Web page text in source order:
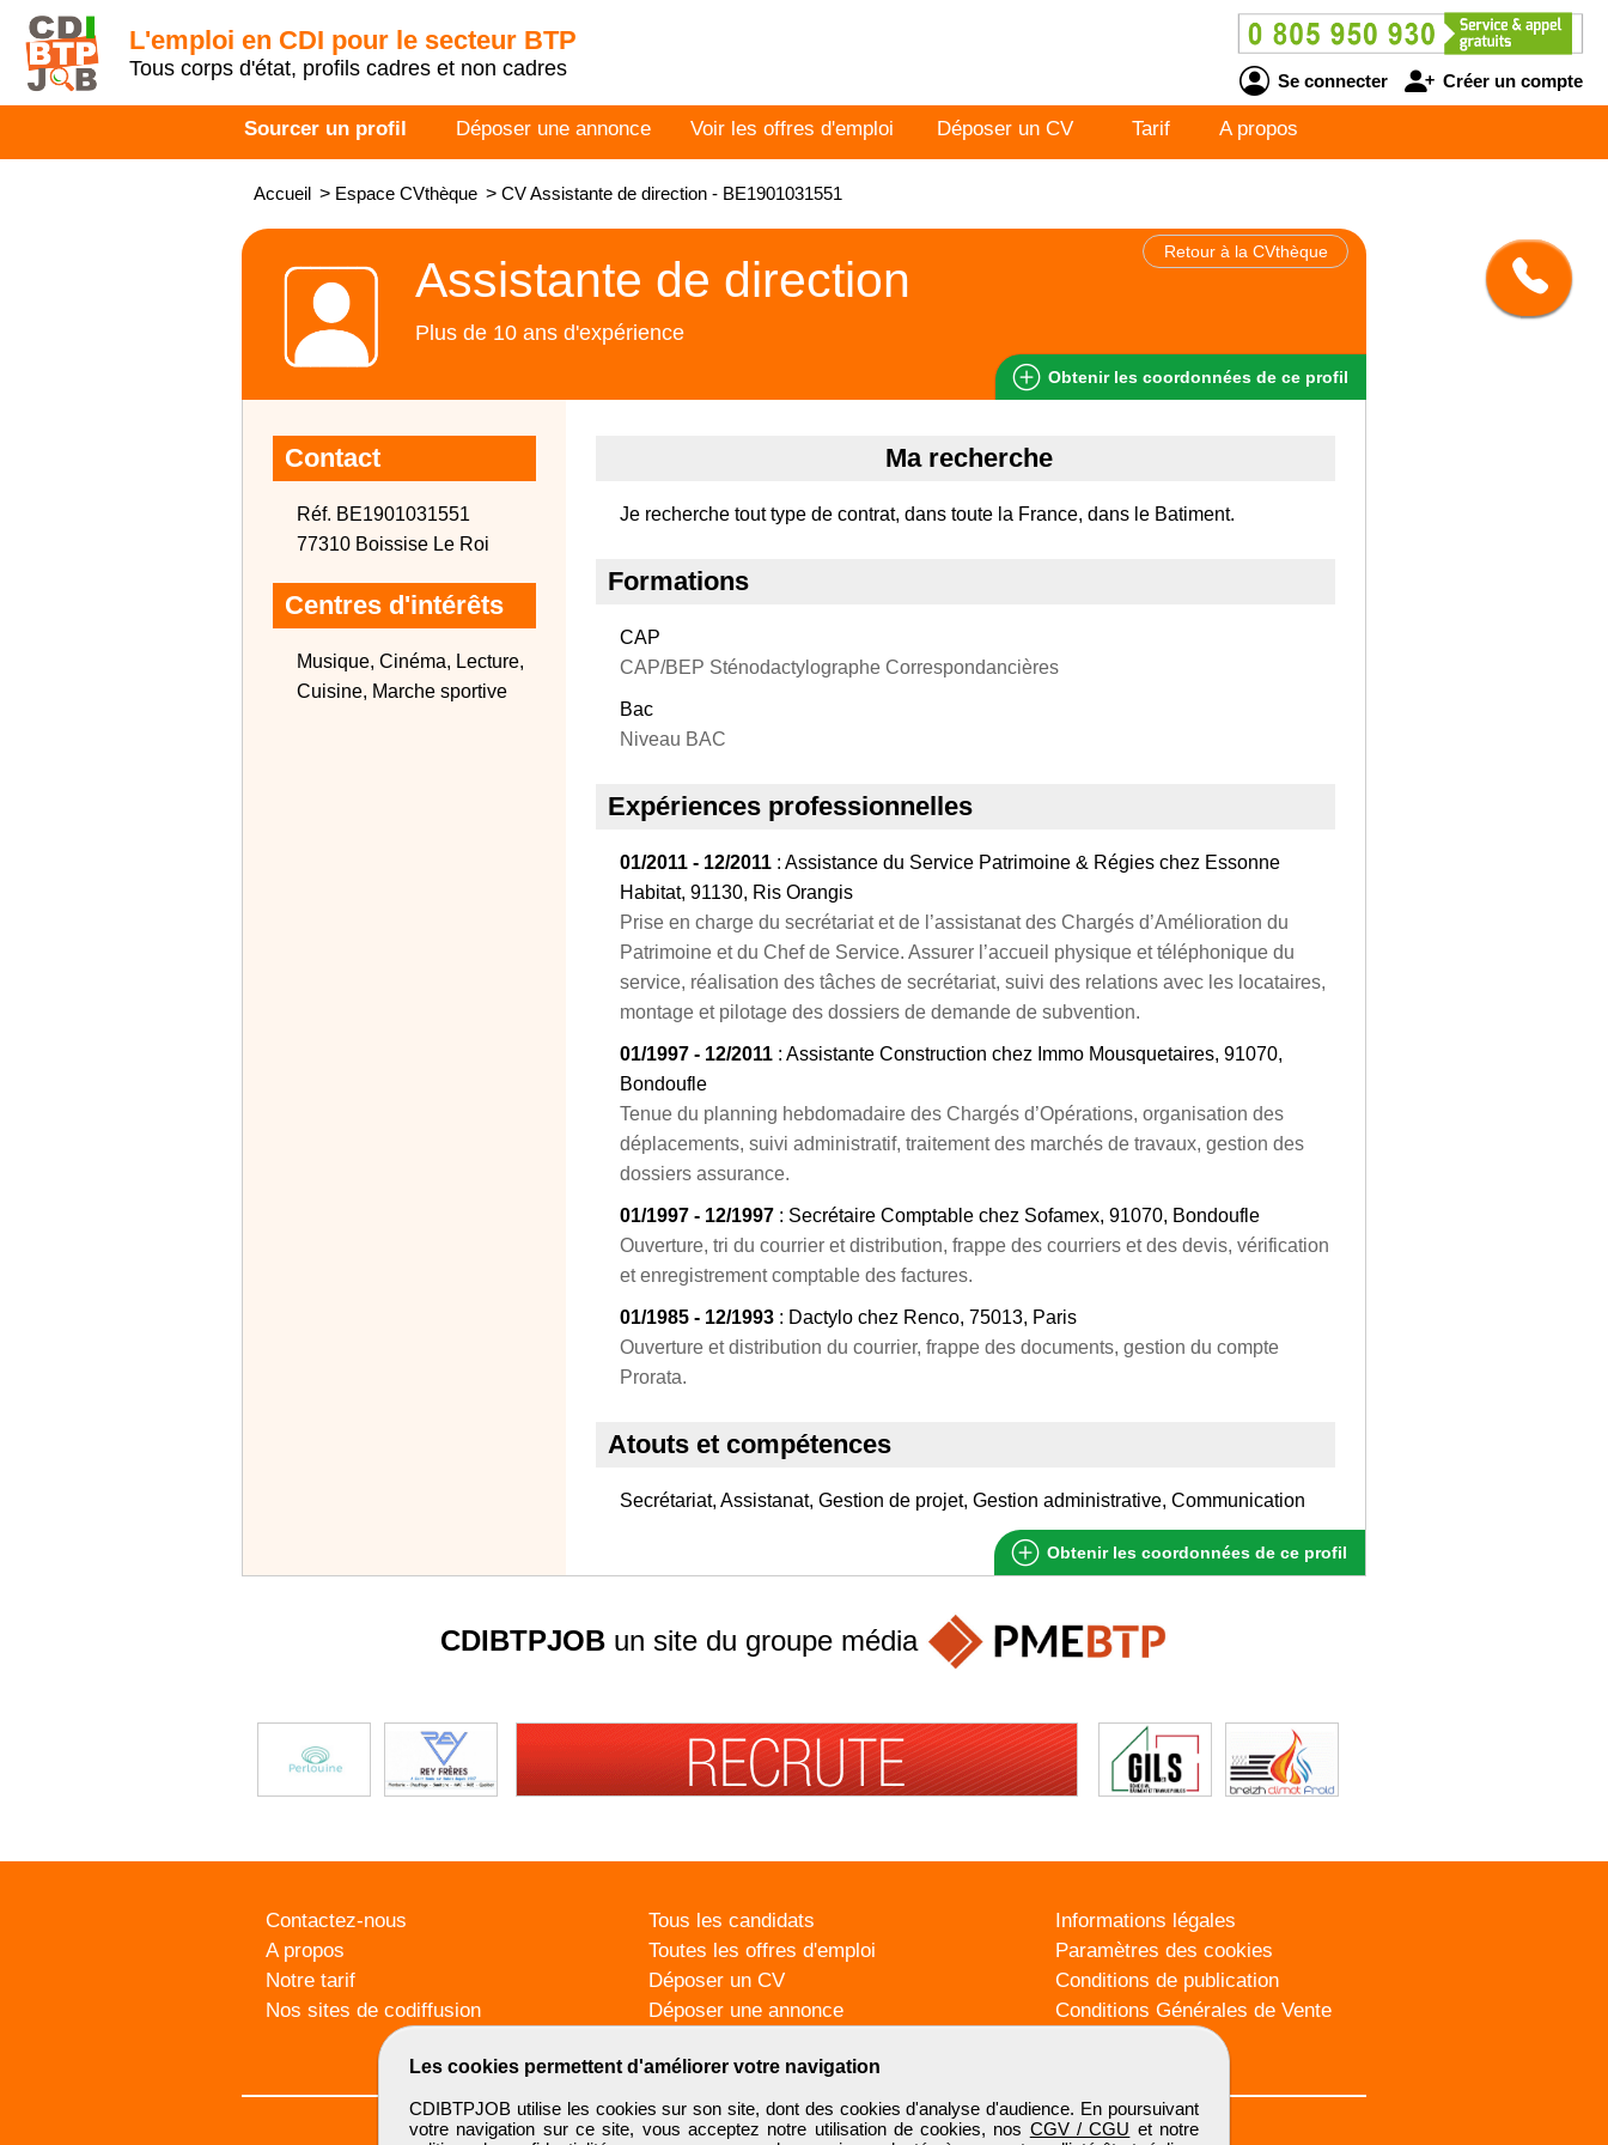
L'emploi en CDI pour le secteur BTP
Tous corps d'état, profils cadres et non cadres
Se connecter Créer un compte
Sourcer un profil Déposer une annonce Voir les offres d'emploi Déposer un CV Tarif A propos
Accueil > Espace CVthèque > CV Assistante de direction - BE1901031551
Retour à la CVthèque
Assistante de direction
Plus de 10 ans d'expérience
Obtenir les coordonnées de ce profil
Contact
Réf. BE1901031551
77310 Boissise Le Roi
Centres d'intérêts
Musique, Cinéma, Lecture,
Cuisine, Marche sportive
Ma recherche
Je recherche tout type de contrat, dans toute la France, dans le Batiment.
Formations
CAP
CAP/BEP Sténodactylographe Correspondancières
Bac
Niveau BAC
Expériences professionnelles
01/2011 - 12/2011 : Assistance du Service Patrimoine & Régies chez Essonne
Habitat, 91130, Ris Orangis
Prise en charge du secrétariat et de l’assistanat des Chargés d’Amélioration du
Patrimoine et du Chef de Service. Assurer l’accueil physique et téléphonique du
service, réalisation des tâches de secrétariat, suivi des relations avec les locataires,
montage et pilotage des dossiers de demande de subvention.
01/1997 - 12/2011 : Assistante Construction chez Immo Mousquetaires, 91070,
Bondoufle
Tenue du planning hebdomadaire des Chargés d’Opérations, organisation des
déplacements, suivi administratif, traitement des marchés de travaux, gestion des
dossiers assurance.
01/1997 - 12/1997 : Secrétaire Comptable chez Sofamex, 91070, Bondoufle
Ouverture, tri du courrier et distribution, frappe des courriers et des devis, vérification
et enregistrement comptable des factures.
01/1985 - 12/1993 : Dactylo chez Renco, 75013, Paris
Ouverture et distribution du courrier, frappe des documents, gestion du compte
Prorata.
Atouts et compétences
Secrétariat, Assistanat, Gestion de projet, Gestion administrative, Communication
Obtenir les coordonnées de ce profil
Les cookies permettent d'améliorer votre navigation
CDIBTPJOB utilise les cookies sur son site, dont des cookies d'analyse d'audience. En poursuivant
votre navigation sur ce site, vous acceptez notre utilisation de cookies, nos CGV / CGU et notre
CDIBTPJOBun site du groupe média
Contactez-nous
A propos
Notre tarif
Nos sites de codiffusion
Tous les candidats
Toutes les offres d'emploi
Déposer un CV
Déposer une annonce
Informations légales
Paramètres des cookies
Conditions de publication
Conditions Générales de Vente